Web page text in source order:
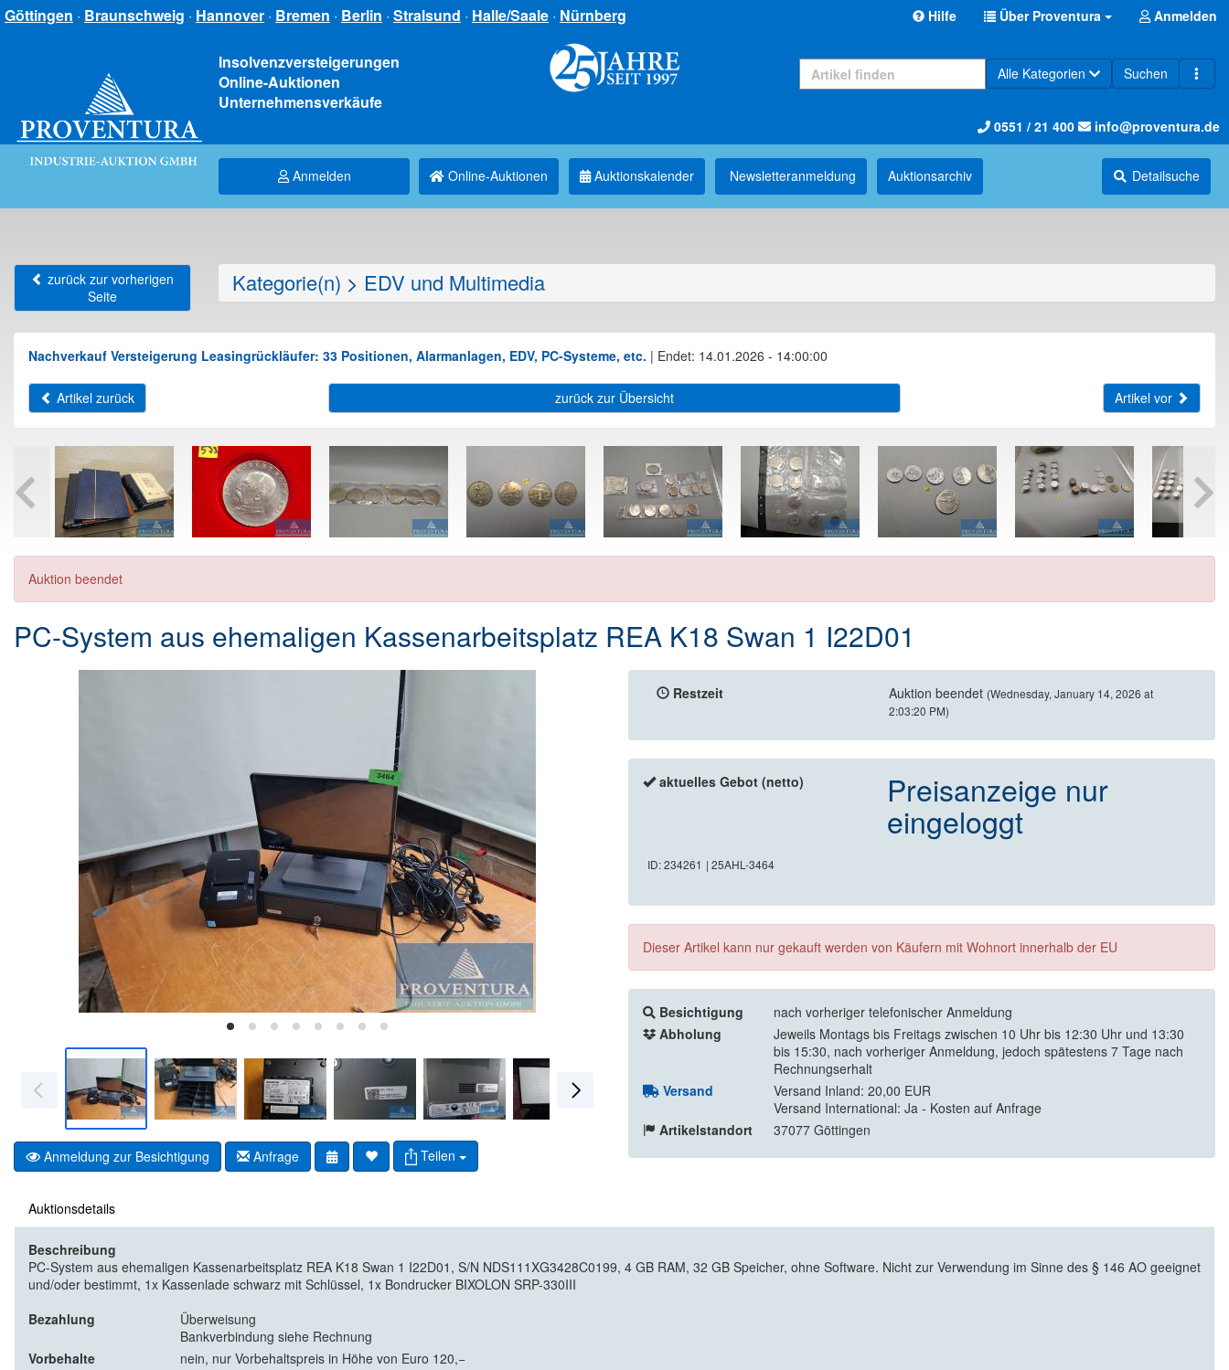
Göttingen · Braunschweig · Hannover · Bremen · Berlin · Stralsund · Halle/Saale · Nürnberg Hilfe Über Proventura Anmelden
Insolvenzversteigerungen
Online-Auktionen
Unternehmensverkäufe
Alle Kategorien Suchen
0551 / 21 400 info@proventura.de
Anmelden Online-Auktionen Auktionskalender Newsletter­anmeldung Auktions­archiv Detailsuche
zurück zur vorherigen
Seite
Kategorie(n) > EDV und Multimedia
Nachverkauf Versteigerung Leasingrückläufer: 33 Positionen, Alarmanlagen, EDV, PC-Systeme, etc. | Endet: 14.01.2026 - 14:00:00
Artikel zurück zurück zur Übersicht Artikel vor
Auktion beendet
PC-System aus ehemaligen Kassenarbeitsplatz REA K18 Swan 1 I22D01
Anmeldung zur Besichtigung Anfrage Teilen
Restzeit Auktion beendet (Wednesday, January 14, 2026 at
2:03:20 PM)
aktuelles Gebot (netto) Preisanzeige nur
eingeloggt
ID: 234261 | 25AHL-3464
Dieser Artikel kann nur gekauft werden von Käufern mit Wohnort innerhalb der EU
Besichtigung
nach vorheriger telefonischer Anmeldung
Abholung
Jeweils Montags bis Freitags zwischen 10 Uhr bis 12:30 Uhr und 13:30
bis 15:30, nach vorheriger Anmeldung, jedoch spätestens 7 Tage nach
Rechnungserhalt
Versand
Versand Inland: 20,00 EUR
Versand International: Ja - Kosten auf Anfrage
Artikelstandort
37077 Göttingen
Auktionsdetails
Beschreibung
PC-System aus ehemaligen Kassenarbeitsplatz REA K18 Swan 1 I22D01, S/N NDS111XG3428C0199, 4 GB RAM, 32 GB Speicher, ohne Software. Nicht zur Verwendung im Sinne des § 146 AO geeignet
und/oder bestimmt, 1x Kassenlade schwarz mit Schlüssel, 1x Bondrucker BIXOLON SRP-330III
Bezahlung
Überweisung
Bankverbindung siehe Rechnung
Vorbehalte
nein, nur Vorbehaltspreis in Höhe von Euro 120,−